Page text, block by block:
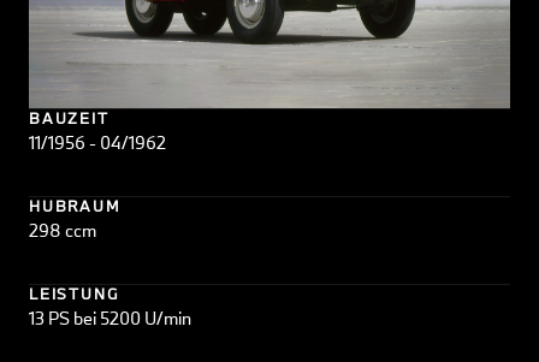
BAUZEIT
11/1956 - 04/1962
HUBRAUM
298 ccm
LEISTUNG
13 PS bei 5200 U/min